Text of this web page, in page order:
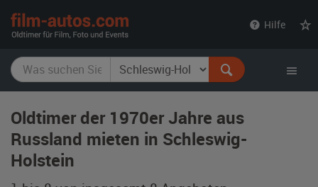
Hilfe
Oldtimer der 1970er Jahre aus
Russland mieten in Schleswig-
Holstein